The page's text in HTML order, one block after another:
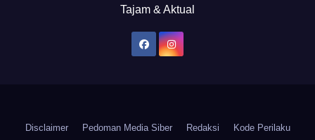
Tajam & Aktual
Disclaimer Pedoman Media Siber Redaksi Kode Perilaku